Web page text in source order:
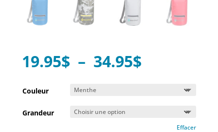
19.95$ – 34.95$Plage
19.95$
Couleur
Grandeur
Effacer